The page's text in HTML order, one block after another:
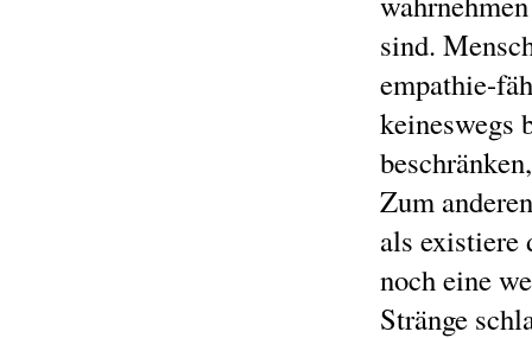
sind.
empathie-
keineswegs
Zum
als existiere
noch eine
Stränge